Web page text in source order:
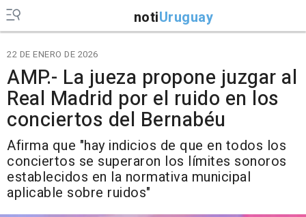
notiUruguay
22 DE ENERO DE 2026
AMP.- La jueza propone juzgar al
Real Madrid por el ruido en los
conciertos del Bernabéu
Afirma que "hay indicios de que en todos los
conciertos se superaron los límites sonoros
establecidos en la normativa municipal
aplicable sobre ruidos"